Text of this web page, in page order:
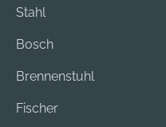
Stahl
Bosch
Brennenstuhl
Fischer